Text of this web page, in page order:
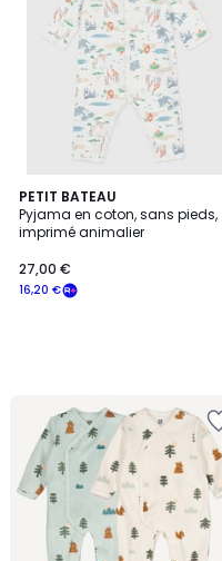
PETIT BATEAU
Pyjama en coton, sans pieds,
imprimé animalier
16,20 €
27,00 €